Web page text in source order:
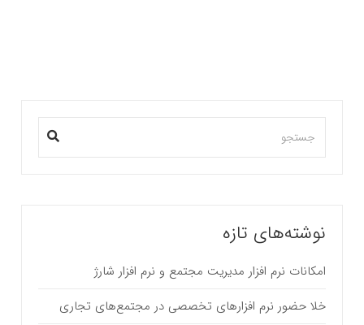
نوشته‌های تازه
امکانات نرم افزار مدیریت مجتمع و نرم افزار شارژ
خلا حضور نرم افزارهای تخصصی در مجتمع‌های تجاری